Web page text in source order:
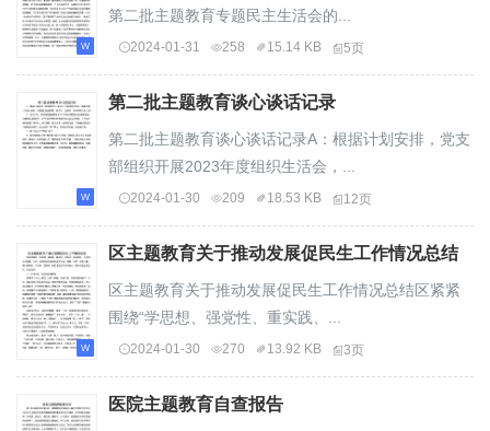
第二批主题教育专题民主生活会的...
2024-01-31 258 15.14 KB 5页
第二批主题教育谈心谈话记录
第二批主题教育谈心谈话记录A：根据计划安排，党支
部组织开展2023年度组织生活会，...
2024-01-30 209 18.53 KB 12页
区主题教育关于推动发展促民生工作情况总结
区主题教育关于推动发展促民生工作情况总结区紧紧
围绕“学思想、强党性、重实践、...
2024-01-30 270 13.92 KB 3页
医院主题教育自查报告